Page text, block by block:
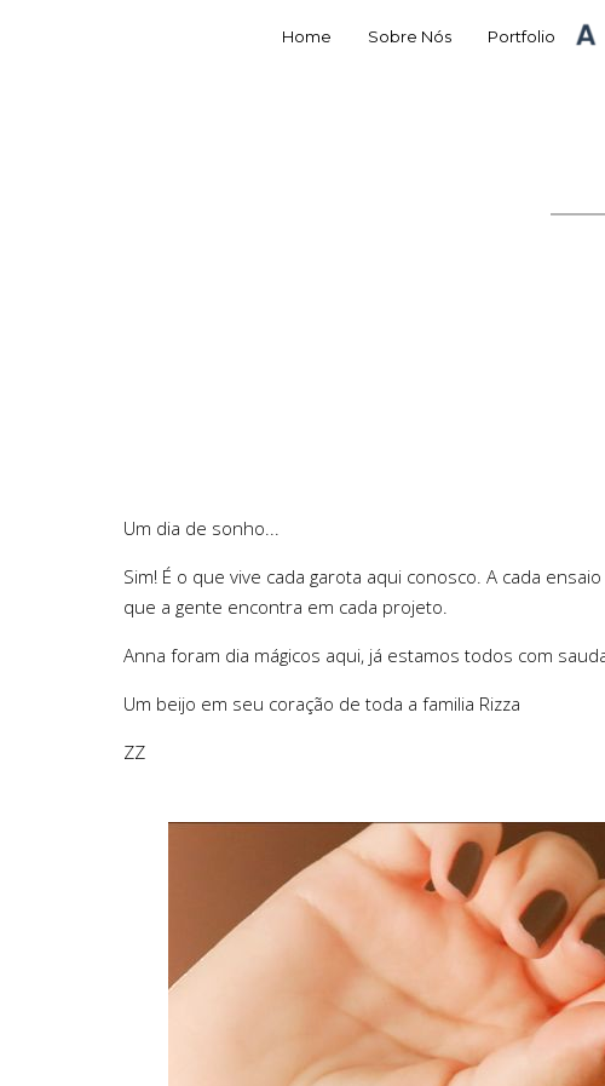
Home Sobre Nós Portfolio
Um dia de sonho...
Sim! É o que vive cada garota aqui conosco. A cada
que a gente encontra em cada projeto.
Anna foram dia mágicos aqui, já estamos todos com
Um beijo em seu coração de toda a familia Rizza
ZZ